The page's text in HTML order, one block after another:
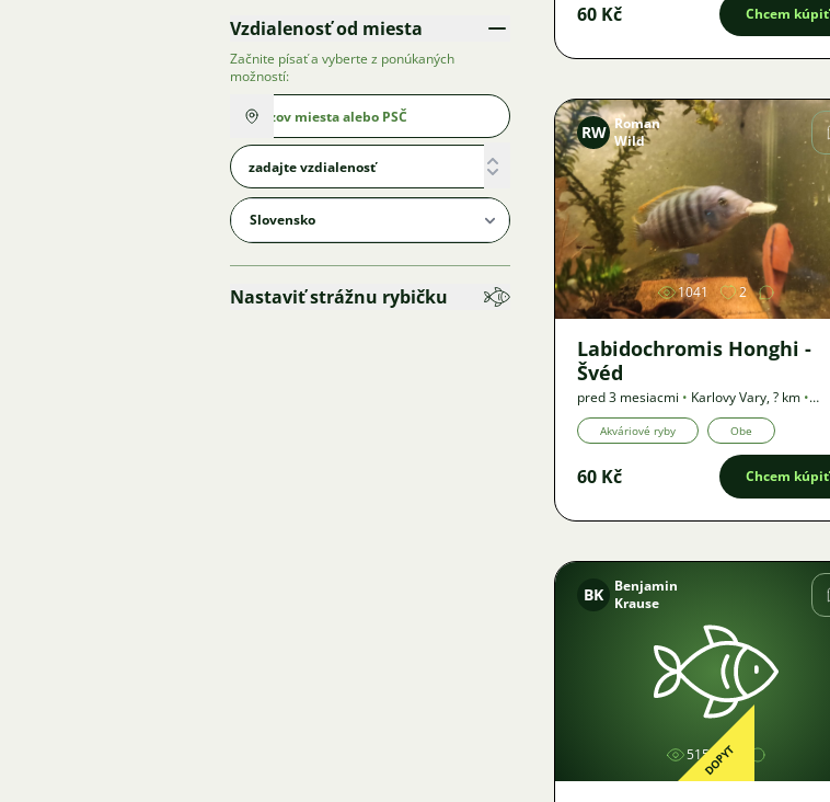
Vzdialenosť od miesta
Začnite písať a vyberte z ponúkaných
možností:
Nastaviť strážnu rybičku
60 Kč Chcem kúpiť
Obrázok
RW Roman
Wild
1041 2
Labidochromis Honghi -
Švéd
pred 3 mesiacmi • Karlovy Vary,? km •
Ponuka
Akváriové ryby Obe
60 Kč Chcem kúpiť
Obrázok
BK
Benjamin
Krause
515DOPYT